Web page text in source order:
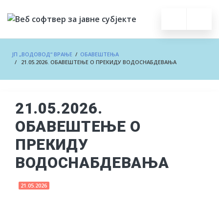
ЈП „ВОДОВОД“ ВРАЊЕ / ОБАВЕШТЕЊА
/ 21.05.2026. ОБАВЕШТЕЊЕ О ПРЕКИДУ ВОДОСНАБДЕВАЊА
21.05.2026.
ОБАВЕШТЕЊЕ О
ПРЕКИДУ
ВОДОСНАБДЕВАЊА
21.05.2026